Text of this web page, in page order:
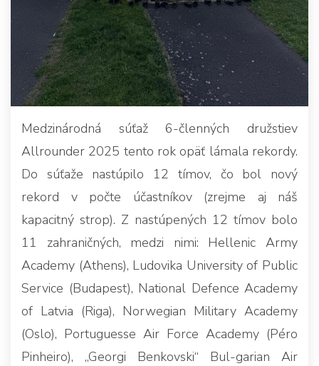
Medzinárodná súťaž 6-členných družstiev
Allrounder 2025 tento rok opäť lámala rekordy.
Do súťaže nastúpilo 12 tímov, čo bol nový
rekord v počte účastníkov (zrejme aj náš
kapacitný strop). Z nastúpených 12 tímov bolo
11 zahraničných, medzi nimi: Hellenic Army
Academy (Athens), Ludovika University of Public
Service (Budapest), National Defence Academy
of Latvia (Riga), Norwegian Military Academy
(Oslo), Portuguesse Air Force Academy (Péro
Pinheiro), „Georgi Benkovski“ Bul-garian Air